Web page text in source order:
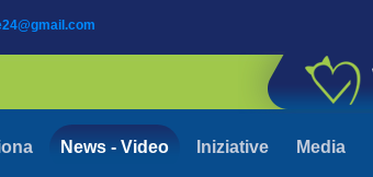
News - Video Iniziative Media